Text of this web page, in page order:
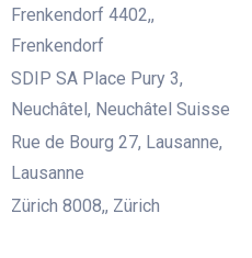
Frenkendorf 4402,,
Frenkendorf
SDIP SA Place Pury 3,
Neuchâtel, Neuchâtel Suisse
Rue de Bourg 27, Lausanne,
Lausanne
Zürich 8008,, Zürich